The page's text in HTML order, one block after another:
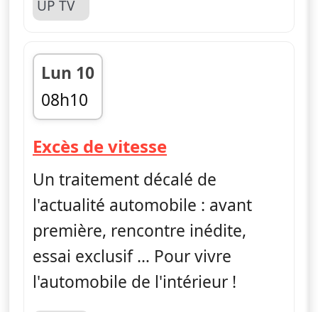
Lun 10
08h10
fin 08h30
Excès de vitesse— Excès de
Un traitement décalé de
l'actualité automobile : avant
première, rencontre inédite,
essai exclusif … Pour vivre
l'automobile de l'intérieur !